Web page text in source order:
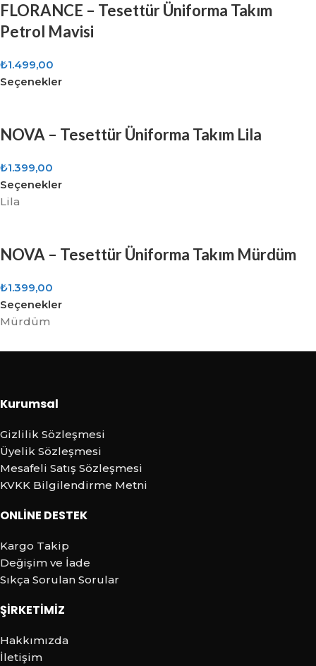
FLORANCE – Tesettür Üniforma Takım
Petrol Mavisi
₺1.499,00
Seçenekler
NOVA – Tesettür Üniforma Takım Lila
₺1.399,00
Seçenekler
Lila
NOVA – Tesettür Üniforma Takım Mürdüm
₺1.399,00
Seçenekler
Mürdüm
Kurumsal
Gizlilik Sözleşmesi
Üyelik Sözleşmesi
Mesafeli Satış Sözleşmesi
KVKK Bilgilendirme Metni
ONLİNE DESTEK
Kargo Takip
Değişim ve İade
Sıkça Sorulan Sorular
ŞİRKETİMİZ
Hakkımızda
İletişim